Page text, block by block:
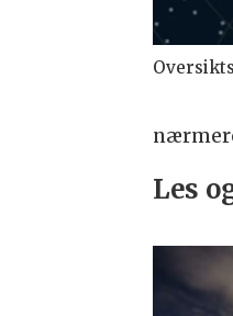
Les